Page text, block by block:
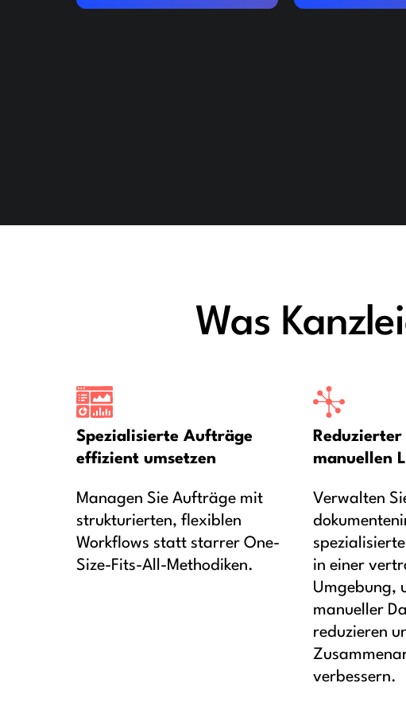
Was
Spezialisierte Aufträge
effizient umsetzen
Managen Sie Aufträge mit
strukturierten, flexiblen
Workflows statt starrer One-
Size-Fits-All-Methodiken.
manuellen
Verwalten
in einer
Umgebung,
manueller
reduzieren
verbessern.